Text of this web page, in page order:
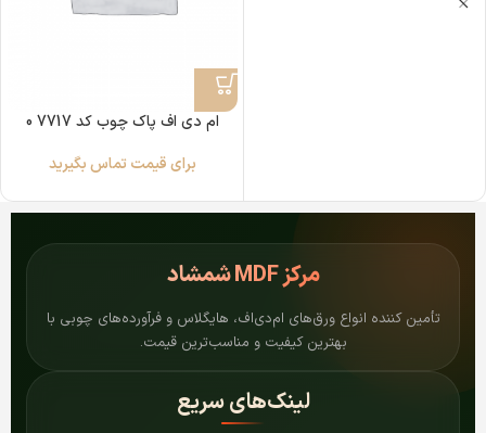
ام دی اف پاک چوب کد 7717 0
برای قیمت تماس بگیرید
مرکزMDF شمشاد
تأمین کننده انواع ورق‌های ام‌دی‌اف، هایگلاس و فرآورده‌های چوبی با
بهترین کیفیت و مناسب‌ترین قیمت.
لینک‌های سریع